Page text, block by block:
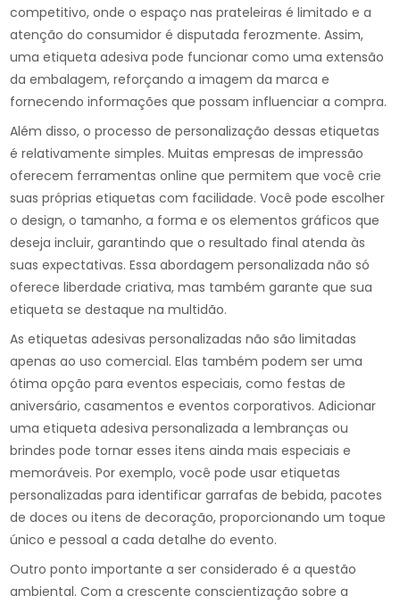
competitivo, onde o espaço nas prateleiras é limitado e a
atenção do consumidor é disputada ferozmente. Assim,
uma etiqueta adesiva pode funcionar como uma extensão
da embalagem, reforçando a imagem da marca e
fornecendo informações que possam influenciar a compra.
Além disso, o processo de personalização dessas etiquetas
é relativamente simples. Muitas empresas de impressão
oferecem ferramentas online que permitem que você crie
suas próprias etiquetas com facilidade. Você pode escolher
o design, o tamanho, a forma e os elementos gráficos que
deseja incluir, garantindo que o resultado final atenda às
suas expectativas. Essa abordagem personalizada não só
oferece liberdade criativa, mas também garante que sua
etiqueta se destaque na multidão.
As etiquetas adesivas personalizadas não são limitadas
apenas ao uso comercial. Elas também podem ser uma
ótima opção para eventos especiais, como festas de
aniversário, casamentos e eventos corporativos. Adicionar
uma etiqueta adesiva personalizada a lembranças ou
brindes pode tornar esses itens ainda mais especiais e
memoráveis. Por exemplo, você pode usar etiquetas
personalizadas para identificar garrafas de bebida, pacotes
de doces ou itens de decoração, proporcionando um toque
único e pessoal a cada detalhe do evento.
Outro ponto importante a ser considerado é a questão
ambiental. Com a crescente conscientização sobre a